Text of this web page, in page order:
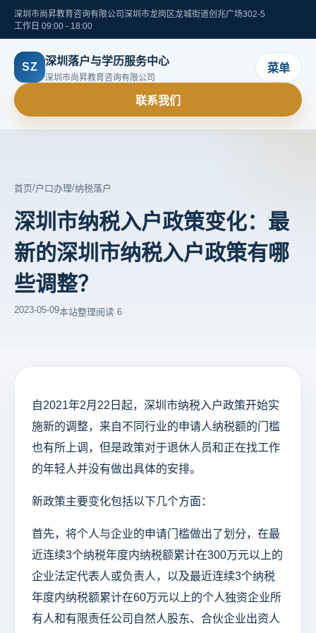
深圳市尚昇教育咨询有限公司 深圳市龙岗区龙城街道创兆广场302-5
工作日 09:00 - 18:00
SZ 深圳落户与学历服务中心
深圳市尚昇教育咨询有限公司
菜单
联系我们
首页/户口办理/纳税落户
深圳市纳税入户政策变化：最
新的深圳市纳税入户政策有哪
些调整？
2023-05-09本站整理阅读 6
自2021年2月22日起，深圳市纳税入户政策开始实
施新的调整，来自不同行业的申请人纳税额的门槛
也有所上调，但是政策对于退休人员和正在找工作
的年轻人并没有做出具体的安排。
新政策主要变化包括以下几个方面：
首先，将个人与企业的申请门槛做出了划分，在最
近连续3个纳税年度内纳税额累计在300万元以上的
企业法定代表人或负责人，以及最近连续3个纳税
年度内纳税额累计在60万元以上的个人独资企业所
有人和有限责任公司自然人股东、合伙企业出资人